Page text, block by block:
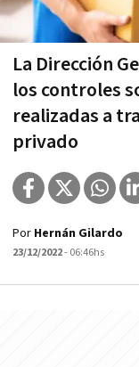
La Dirección
los controles
realizadas a
privado
Por Hernán Gilardo
23/12/2022- 06:46hs